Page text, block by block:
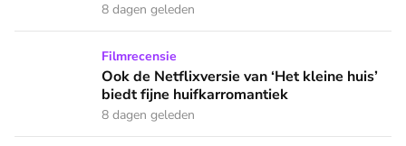
8 dagen geleden
Ook de Netflixversie van ‘Het kleine huis’ biedt fijne
Filmrecensie
Ook de Netflixversie van ‘Het kleine huis’
biedt fijne huifkarromantiek
8 dagen geleden